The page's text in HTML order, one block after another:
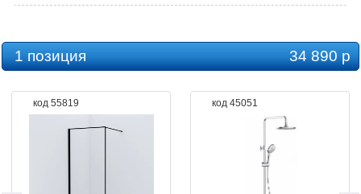
1 позиция 34 890 р
код 55819 код 45051